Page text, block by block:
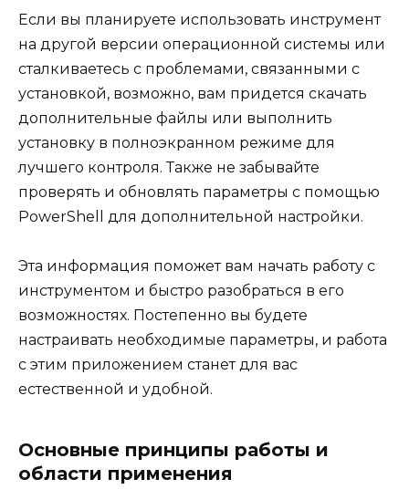
Если вы планируете использовать инструмент
на другой версии операционной системы или
сталкиваетесь с проблемами, связанными с
установкой, возможно, вам придется скачать
дополнительные файлы или выполнить
установку в полноэкранном режиме для
лучшего контроля. Также не забывайте
проверять и обновлять параметры с помощью
PowerShell для дополнительной настройки.
Эта информация поможет вам начать работу с
инструментом и быстро разобраться в его
возможностях. Постепенно вы будете
настраивать необходимые параметры, и работа
с этим приложением станет для вас
естественной и удобной.
Основные принципы работы и
области применения